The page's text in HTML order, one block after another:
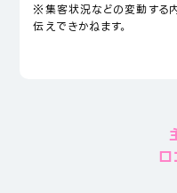
※集客状況などの変動する
伝えできかねます。
口